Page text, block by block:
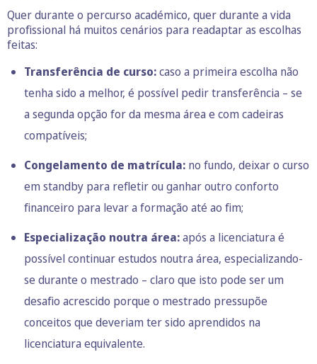
Quer durante o percurso académico, quer durante a vida
profissional há muitos cenários para readaptar as escolhas
feitas:
Transferência de curso:caso a primeira escolha não
tenha sido a melhor, é possível pedir transferência – se
a segunda opção for da mesma área e com cadeiras
compatíveis;
Congelamento de matrícula: no fundo, deixar o curso
em standby para refletir ou ganhar outro conforto
financeiro para levar a formação até ao fim;
Especialização noutra área:após a licenciatura é
possível continuar estudos noutra área, especializando-
se durante o mestrado – claro que isto pode ser um
desafio acrescido porque o mestrado pressupõe
conceitos que deveriam ter sido aprendidos na
licenciatura equivalente.